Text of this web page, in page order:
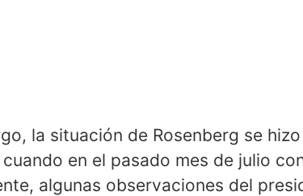
la situación de Rosenberg se
en el pasado mes de julio
algunas observaciones del